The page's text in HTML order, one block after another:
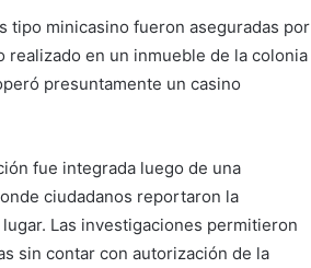
tipo minicasino fueron aseguradas por
realizado en un inmueble de la colonia
presuntamente un casino
fue integrada luego de una
ciudadanos reportaron la
Las investigaciones permitieron
sin contar con autorización de la